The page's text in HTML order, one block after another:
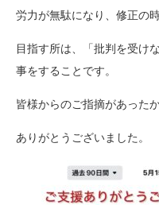
労力が無駄になり、修正の
目指す所は、「批判を受け
事をすることです。
皆様からのご指摘があった
ありがとうございました。